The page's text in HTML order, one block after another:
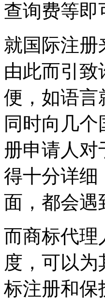
查询费等即
就国际注册
由此而引
便，如语言
同时向几
册申请人
得十分详细
面，都会遇
而商标代理
度，可以
标注册和保